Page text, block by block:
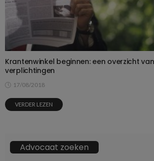
Krantenwinkel beginnen: een overzicht
verplichtingen
17/08/2018
VERDER LEZEN
Advocaat zoeken